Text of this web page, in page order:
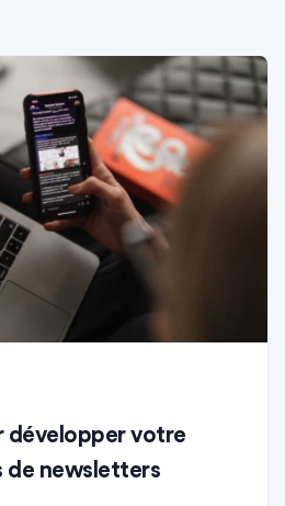
développer votre
de newsletters